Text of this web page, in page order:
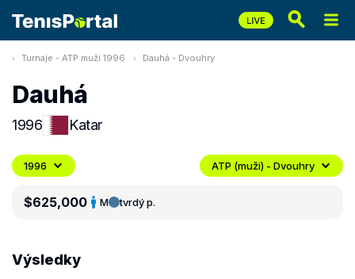
Turnaje - ATP muži 1996 Dauhá - Dvouhry
Dauhá
1996 Katar
1996 ATP (muži) - Dvouhry
$625,000 M tvrdý p.
Výsledky